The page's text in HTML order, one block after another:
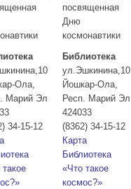
Ола,
Марий Эл
34-15-12
посвященная
Дню
космонавтики
Библиотека
ул.Эшкинина,10
Йошкар-Ола,
Респ. Марий Эл
424033
(8362) 34-15-12
Карта
Библиотека
«Что такое
космос?»